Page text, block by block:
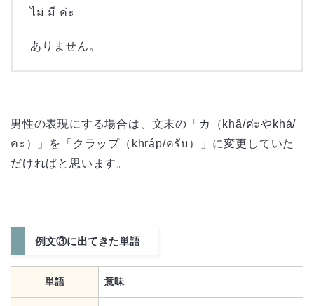
ไม่ มี ค่ะ
ありません。
男性の表現にする場合は、文末の「カ（khâ/ค่ะやkhá/
คะ）」を「クラップ（khráp/ครับ）」に変更していた
だければと思います。
例文③に出てきた単語
単語 意味